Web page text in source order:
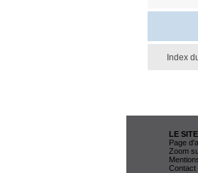
Index
LE SITE
Page
Zoom
Contact